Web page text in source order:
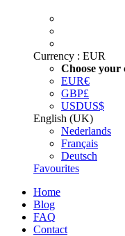
Currency : EUR
Choose your
EUR€
GBP£
USDUS$
English (UK)
Nederlands
Français
Deutsch
Favourites
Home
Blog
FAQ
Contact